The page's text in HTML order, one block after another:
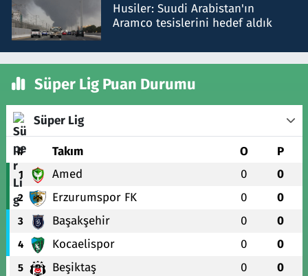
Husiler: Suudi Arabistan'ın
Aramco tesislerini hedef aldık
Süper Lig Puan Durumu
Süper Lig
# Takım O P
1 Amed 0 0
2 Erzurumspor FK 0 0
3 Başakşehir 0 0
4 Kocaelispor 0 0
5 Beşiktaş 0 0